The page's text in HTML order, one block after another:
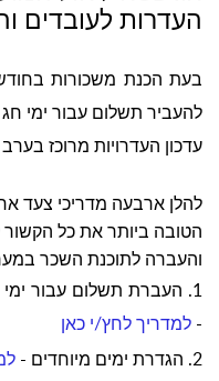
העדרות לעובדים
בעת הכנת משכורות
להעביר תשלום עבור ימי
עדכון העדרויות מרוכז
להלן ארבעה מדריכי צעד
הטובה ביותר את כל
והעברה לתוכנת השכר
1. העברת תשלום עבור
- למדריך לחץ/י כאן
2. הגדרת ימים מיוחדים -